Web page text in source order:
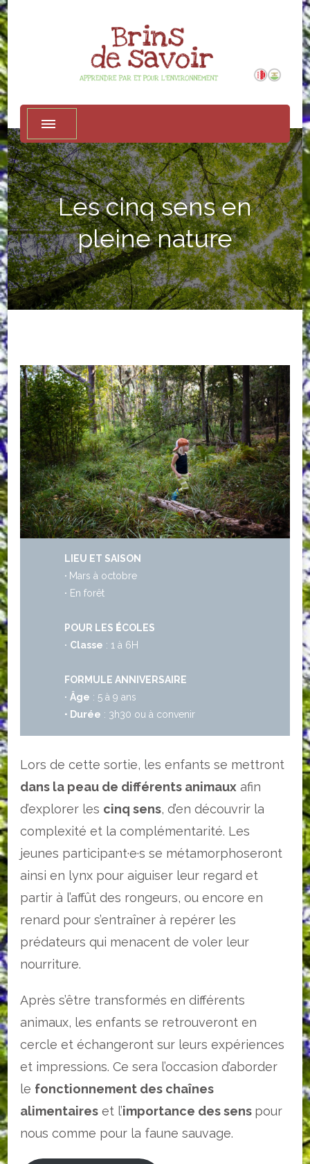
Association Brins de savoir
Apprendre par et pour l'environnement
Les cinq sens en
pleine nature
LIEU ET SAISON
· Mars à octobre
· En forêt
POUR LES ÉCOLES
· Classe : 1 à 6H
FORMULE ANNIVERSAIRE
· Âge : 5 à 9 ans
· Durée : 3h30 ou à convenir
Lors de cette sortie, les enfants se mettront
dans la peau de différents animaux afin
d’explorer les cinq sens, d’en découvrir la
complexité et la complémentarité. Les
jeunes participant·e·s se métamorphoseront
ainsi en lynx pour aiguiser leur regard et
partir à l’affût des rongeurs, ou encore en
renard pour s’entraîner à repérer les
prédateurs qui menacent de voler leur
nourriture.
Après s’être transformés en différents
animaux, les enfants se retrouveront en
cercle et échangeront sur leurs expériences
et impressions. Ce sera l’occasion d’aborder
le fonctionnement des chaînes
alimentaires et l’importance des sens pour
nous comme pour la faune sauvage.